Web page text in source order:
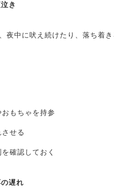
き
夜中に吠え続けたり、落ち着
もちゃを持参
せる
確認しておく
遅れ